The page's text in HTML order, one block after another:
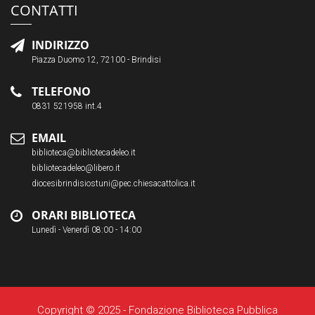
CONTATTI
INDIRIZZO
Piazza Duomo 12, 72100 - Brindisi
TELEFONO
0831 521958 int.4
EMAIL
biblioteca@bibliotecadeleo.it
bibliotecadeleo@libero.it
diocesibrindisiostuni@pec.chiesacattolica.it
ORARI BIBLIOTECA
Lunedì - Venerdì 08:00 - 14:00
Copyright © 2025 - Fondazione Biblioteca Pubblica